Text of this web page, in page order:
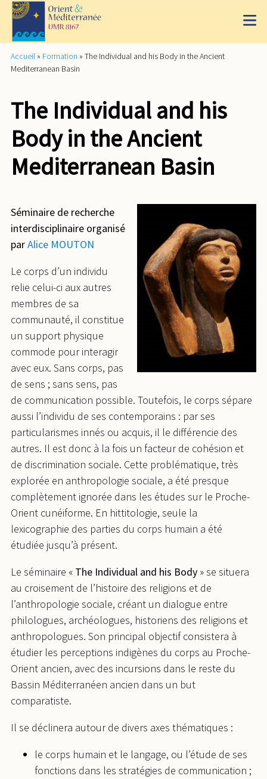
Accueil » Formation » The Individual and his Body in the Ancient
Mediterranean Basin
The Individual and his
Body in the Ancient
Mediterranean Basin
Séminaire de recherche
interdisciplinaire organisé
parAlice MOUTON
Le corps d’un individu
relie celui-ci aux autres
membres de sa
communauté, il constitue
un support physique
commode pour interagir
avec eux. Sans corps, pas
de sens ; sans sens, pas
de communication possible. Toutefois, le corps sépare
aussi l’individu de ses contemporains : par ses
particularismes innés ou acquis, il le différencie des
autres. Il est donc à la fois un facteur de cohésion et
de discrimination sociale. Cette problématique, très
explorée en anthropologie sociale, a été presque
complètement ignorée dans les études sur le Proche-
Orient cunéiforme. En hittitologie, seule la
lexicographie des parties du corps humain a été
étudiée jusqu’à présent.
Le séminaire « The Individual and his Body » se situera
au croisement de l’histoire des religions et de
l’anthropologie sociale, créant un dialogue entre
philologues, archéologues, historiens des religions et
anthropologues. Son principal objectif consistera à
étudier les perceptions indigènes du corps au Proche-
Orient ancien, avec des incursions dans le reste du
Bassin Méditerranéen ancien dans un but
comparatiste.
Il se déclinera autour de divers axes thématiques :
le corps humain et le langage, ou l’étude de ses
fonctions dans les stratégies de communication ;